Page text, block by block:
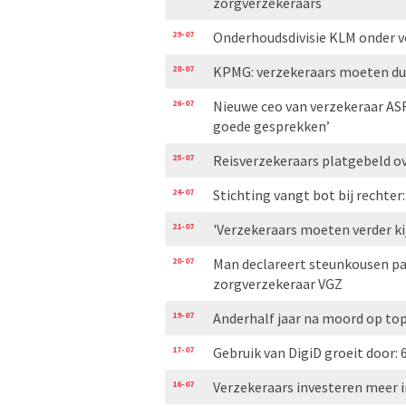
29-07 Onderhoudsdivisie KLM
28-07 KPMG: verzekeraars moeten
26-07
Nieuwe ceo van verzekeraar
goede gesprekken’
25-07 Reisverzekeraars platgebeld
24-07 Stichting vangt bot bij
21-07 'Verzekeraars moeten verder
20-07
Man declareert steunkousen
zorgverzekeraar VGZ
19-07 Anderhalf jaar na moord op
17-07 Gebruik van DigiD groeit
16-07 Verzekeraars investeren